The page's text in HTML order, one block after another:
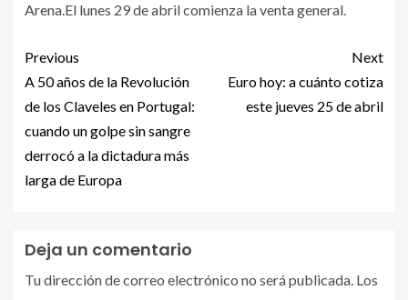
Arena.El lunes 29 de abril comienza la venta general.
Previous
A 50 años de la Revolución
de los Claveles en Portugal:
cuando un golpe sin sangre
derrocó a la dictadura más
larga de Europa
Next
Euro hoy: a cuánto cotiza
este jueves 25 de abril
Deja un comentario
Tu dirección de correo electrónico no será publicada. Los